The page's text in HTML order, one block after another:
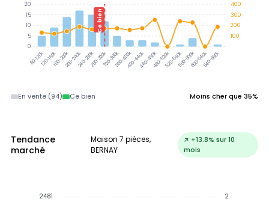
80-120k120-160k160-200k200-240k240-280k280-320k320-360k360-400k400-440k440-480k480-520k520-560k560-600k600-640k640-680k
Ce bien
400
300
200
100
20
15
10
5
0
En vente (94) Ce bien Moins cher que 35%
Tendance
marché
Maison 7 pièces,
BERNAY
↗ +13.8% sur 10
mois
2
2481